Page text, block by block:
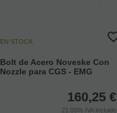
EN STOCK
Bolt de Acero Noveske Con
Nozzle para CGS - EMG
160,25 €
21.00% IVA incluido